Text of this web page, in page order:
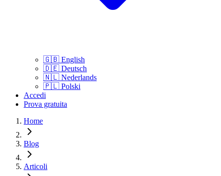
🇬🇧 English
🇩🇪 Deutsch
🇳🇱 Nederlands
🇵🇱 Polski
Accedi
Prova gratuita
Home
Blog
Articoli